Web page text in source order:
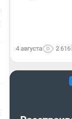
4 августа 2 616